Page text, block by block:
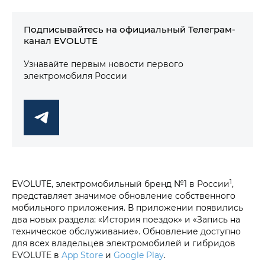
Подписывайтесь на официальный Телеграм-
канал EVOLUTE
Узнавайте первым новости первого
электромобиля России
EVOLUTE, электромобильный бренд №1 в России1,
представляет значимое обновление собственного
мобильного приложения. В приложении появились
два новых раздела: «История поездок» и «Запись на
техническое обслуживание». Обновление доступно
для всех владельцев электромобилей и гибридов
EVOLUTE в App Store и Google Play.